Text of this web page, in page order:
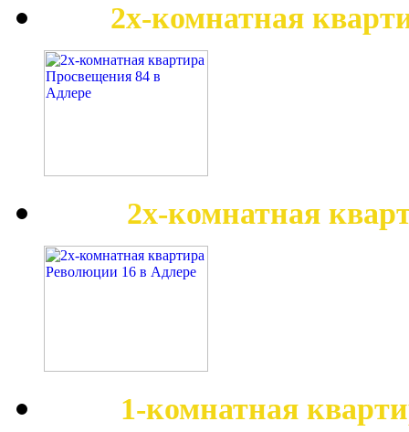
2х-комнатная
2х-комнатная
1-комнатная